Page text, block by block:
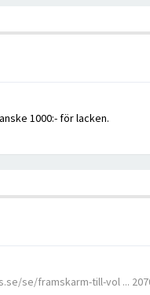
1000:- för lacken.
se/framskarm-till-vol ...